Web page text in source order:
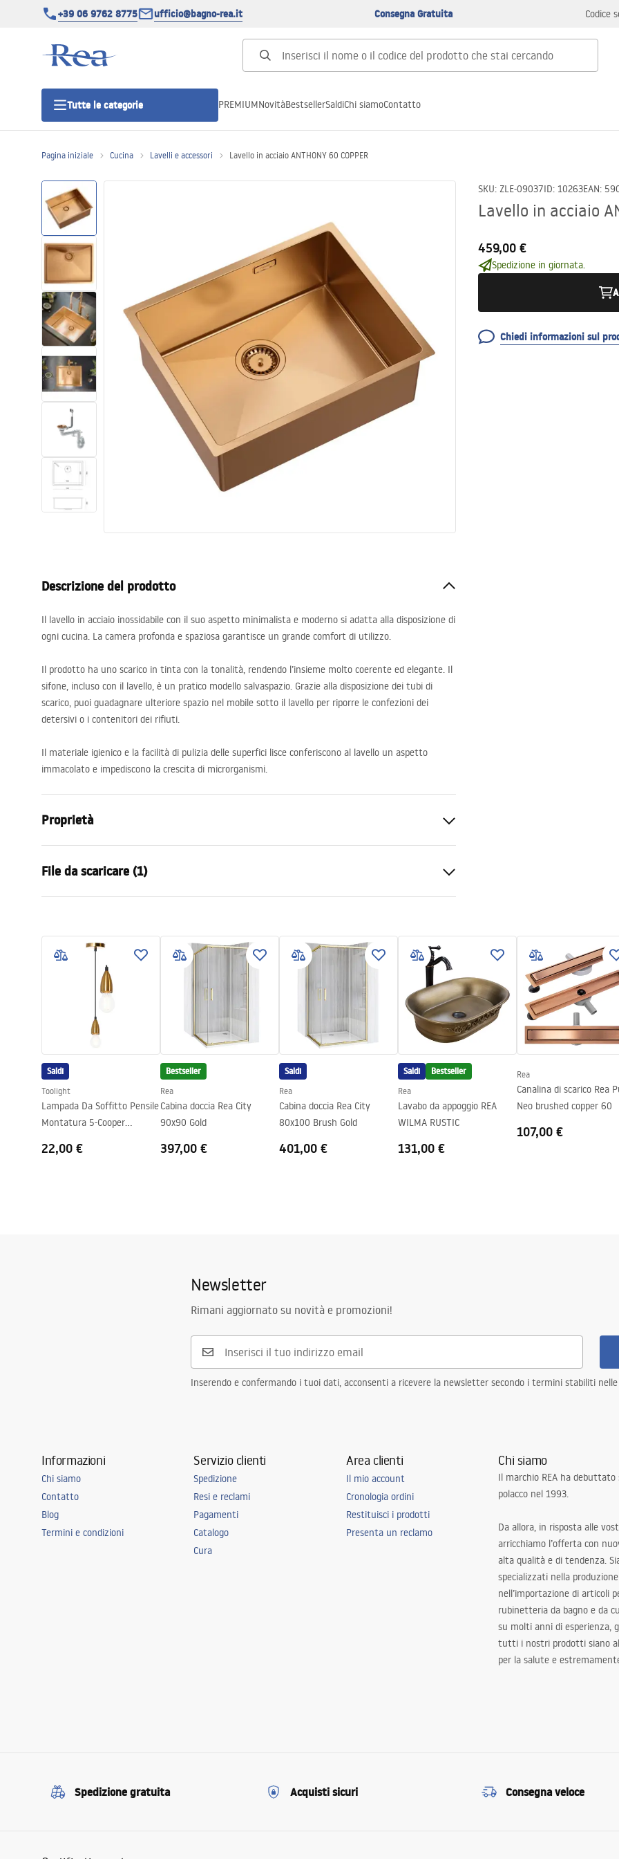
+39 06 9762 8775 ufficio@bagno-rea.it Consegna Gratuita Codice
Tutte le categorie
Porte doccia
Piatti doccia da bagno
Canaline di scarico
Set di vaso WC e bidet
Lavabi
Vasche da bagno e schermi vasca
Rubinetti da bagno
Set doccia
PREMIUMNovitàBestsellerSaldiChi siamoContatto
Pagina iniziale Cucina Lavelli e accessori Lavello in acciaio ANTHONY 60 COPPER
SKU: ZLE-09037ID: 10263EAN:
Lavello in acciaio
459,00 €
Spedizione in giornata.
Chiedi informazioni sul
Descrizione del prodotto
Il lavello in acciaio inossidabile con il suo aspetto minimalista e moderno si adatta alla disposizione di
ogni cucina. La camera profonda e spaziosa garantisce un grande comfort di utilizzo.
Il prodotto ha uno scarico in tinta con la tonalità, rendendo l’insieme molto coerente ed elegante. Il
sifone, incluso con il lavello, è un pratico modello salvaspazio. Grazie alla disposizione dei tubi di
scarico, puoi guadagnare ulteriore spazio nel mobile sotto il lavello per riporre le confezioni dei
detersivi o i contenitori dei rifiuti.
Il materiale igienico e la facilità di pulizia delle superfici lisce conferiscono al lavello un aspetto
immacolato e impediscono la crescita di microrganismi.
Proprietà
Larghezza del lavandino
La profondità del contenitore del lavandino
190mm
Materiale
Acciaio inossidabile
In completo con lavandino
guarnizione, sifone con filtro, ganci di
Diametro del foro di scarico
universale, con filtro
Tipo del sifone
da cucina, con la possibilità di collegare una
lavastoviglie
Garanzia
25 anni
File da scaricare (1)
ANTHONY_60.pdf
Saldi
Toolight
Lampada Da Soffitto Pensile
Montatura 5-Cooper
22,00 €
Bestseller
Rea
Cabina doccia Rea City
90x90 Gold
397,00 €
Saldi
Rea
Cabina doccia Rea City
80x100 Brush Gold
401,00 €
Saldi Bestseller
Rea
Lavabo da appoggio REA
WILMA RUSTIC
131,00 €
Rea
Canalina di scarico Rea
Neo brushed copper 60
107,00 €
Newsletter
Rimani aggiornato su novità e promozioni!
Inserendo e confermando i tuoi dati, acconsenti a ricevere la newsletter secondo i termini stabiliti
Informazioni
Chi siamo
Contatto
Blog
Termini e condizioni
Servizio clienti
Spedizione
Resi e reclami
Pagamenti
Catalogo
Cura
Area clienti
Il mio account
Cronologia ordini
Restituisci i prodotti
Presenta un reclamo
Chi siamo
Il marchio REA ha
polacco nel 1993.
Da allora, in risposta alle
arricchiamo l’offerta con
alta qualità e di tendenza.
specializzati nella
nell’importazione di articoli
rubinetteria da bagno e da
su molti anni di esperienza,
tutti i nostri prodotti siano
per la salute e
Spedizione gratuita Acquisti sicuri Consegna veloce